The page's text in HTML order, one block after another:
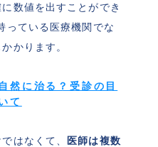
数値を出すことができ
っている医療機関でな
かります。
然に治る？受診の目
て
はなくて、 医師は複数